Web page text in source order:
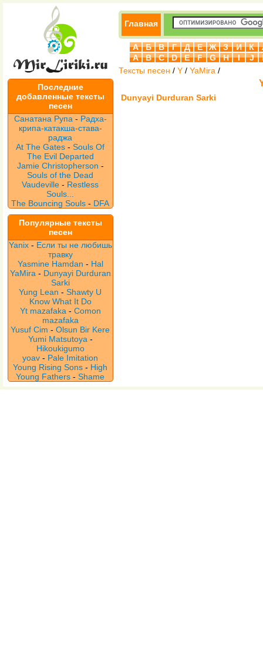
Последние
добавленные тексты
песен
Санатана Рупа - Радха-
крипа-катакша-става-
раджа
At The Gates -Souls Of
The Evil Departed
Jamie Christopherson -
Souls of the Dead
Vaudeville- Restless
Souls...
The Bouncing Souls - DFA
Популярные тексты
песен
Yanix - Если ты не любишь
травку
Yasmine Hamdan - Hal
YaMira - Dunyayi Durduran
Sarki
Yung Lean -Shawty U
Know What It Do
Yt mazafaka - Comon
mazafaka
Yusuf Cim -Olsun Bir Kere
Yumi Matsutoya -
Hikoukigumo
yoav - Pale Imitation
Young Rising Sons - High
Young Fathers -Shame
Главная
А Б В Г Д Е Ж З И К
A
B C D E F G H I J
Тексты песен / Y / YaMira /
Dunyayi Durduran Sarki